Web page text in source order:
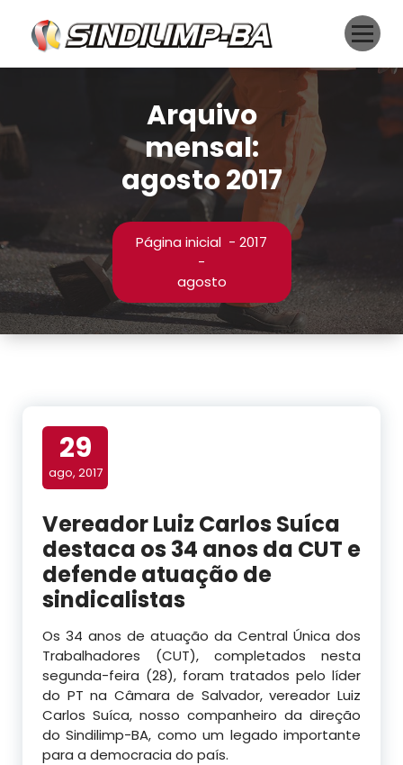
conteúdo
Arquivo
mensal:
agosto 2017
Página inicial - 2017
-
agosto
29
ago, 2017
Vereador Luiz Carlos Suíca
destaca os 34 anos da CUT e
defende atuação de
sindicalistas
Os 34 anos de atuação da Central Única dos
Trabalhadores (CUT), completados nesta
segunda-feira (28), foram tratados pelo líder
do PT na Câmara de Salvador, vereador Luiz
Carlos Suíca, nosso companheiro da direção
do Sindilimp-BA, como um legado importante
para a democracia do país.